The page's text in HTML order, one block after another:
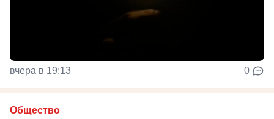
вчера в 19:13 0
Общество